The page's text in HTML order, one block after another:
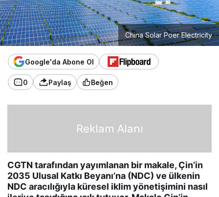
China Solar Poer Electricity
Google'da Abone Ol
0 Paylaş Beğen
Reklam Alanı
CGTN tarafından yayımlanan bir makale, Çin’in
2035 Ulusal Katkı Beyanı’na (NDC) ve ülkenin
NDC aracılığıyla küresel iklim yönetişimini nasıl